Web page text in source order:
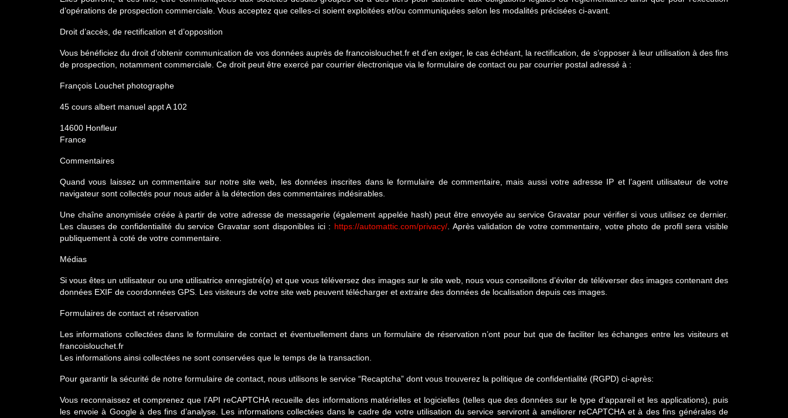
d’opérations de prospection commerciale. Vous acceptez que celles-ci soient exploitées et/ou communiquées selon les modalités précisées ci-avant.
Droit d’accès, de rectification et d’opposition
Vous bénéficiez du droit d’obtenir communication de vos données auprès de francoislouchet.fr et d’en exiger, le cas échéant, la rectification, de s’opposer à leur utilisation à des fins
de prospection, notamment commerciale. Ce droit peut être exercé par courrier électronique via le formulaire de contact ou par courrier postal adressé à :
François Louchet photographe
45 cours albert manuel appt A 102
14600 Honfleur
France
Commentaires
Quand vous laissez un commentaire sur notre site web, les données inscrites dans le formulaire de commentaire, mais aussi votre adresse IP et l’agent utilisateur de votre
navigateur sont collectés pour nous aider à la détection des commentaires indésirables.
Une chaîne anonymisée créée à partir de votre adresse de messagerie (également appelée hash) peut être envoyée au service Gravatar pour vérifier si vous utilisez ce dernier.
Les clauses de confidentialité du service Gravatar sont disponibles ici : https://automattic.com/privacy/ . Après validation de votre commentaire, votre photo de profil sera visible
publiquement à coté de votre commentaire.
Médias
Si vous êtes un utilisateur ou une utilisatrice enregistré(e) et que vous téléversez des images sur le site web, nous vous conseillons d’éviter de téléverser des images contenant des
données EXIF de coordonnées GPS. Les visiteurs de votre site web peuvent télécharger et extraire des données de localisation depuis ces images.
Formulaires de contact et réservation
Les informations collectées dans le formulaire de contact et éventuellement dans un formulaire de réservation n’ont pour but que de faciliter les échanges entre les visiteurs et
francoislouchet.fr
Les informations ainsi collectées ne sont conservées que le temps de la transaction.
Pour garantir la sécurité de notre formulaire de contact, nous utilisons le service “Recaptcha” dont vous trouverez la politique de confidentialité (RGPD) ci-après:
Vous reconnaissez et comprenez que l’API reCAPTCHA recueille des informations matérielles et logicielles (telles que des données sur le type d’appareil et les applications), puis
les envoie à Google à des fins d’analyse. Les informations collectées dans le cadre de votre utilisation du service serviront à améliorer reCAPTCHA et à des fins générales de